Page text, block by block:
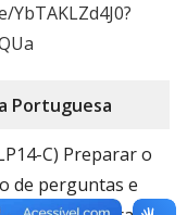
Portuguesa
C) Preparar o
de perguntas e